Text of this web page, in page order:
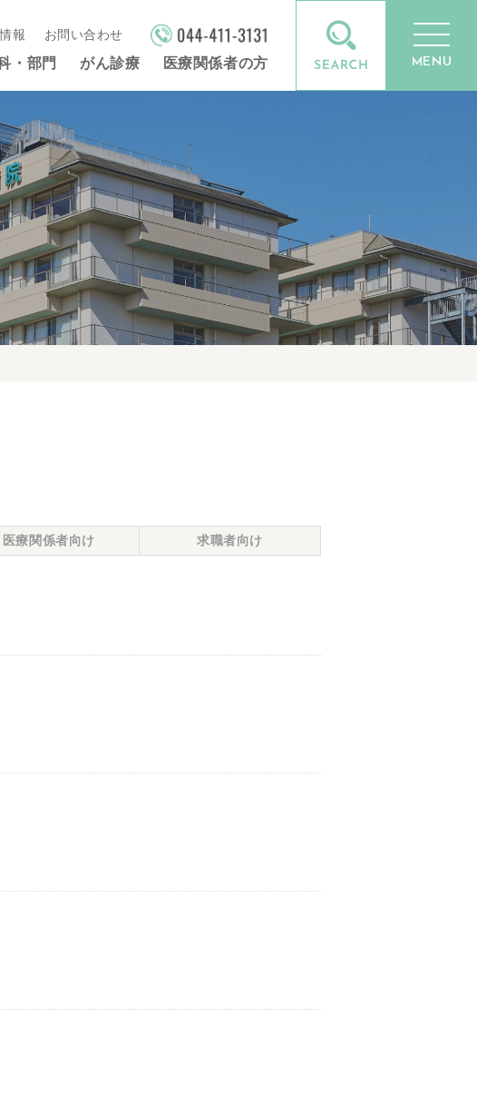
報 お問い合わせ
・部門 がん診療 医療関係者の方 MENU
医療関係者向け 求職者向け